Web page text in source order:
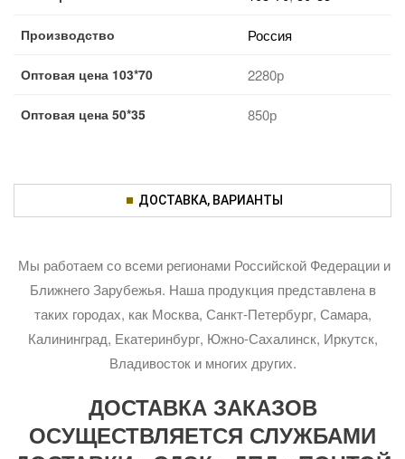
Производство Россия
Оптовая цена 103*70 2280р
Оптовая цена 50*35 850р
ДОСТАВКА, ВАРИАНТЫ
Мы работаем со всеми регионами Российской Федерации и
Ближнего Зарубежья. Наша продукция представлена в
таких городах, как Москва, Санкт-Петербург, Самара,
Калининград, Екатеринбург, Южно-Сахалинск, Иркутск,
Владивосток и многих других.
ДОСТАВКА ЗАКАЗОВ
ОСУЩЕСТВЛЯЕТСЯ СЛУЖБАМИ